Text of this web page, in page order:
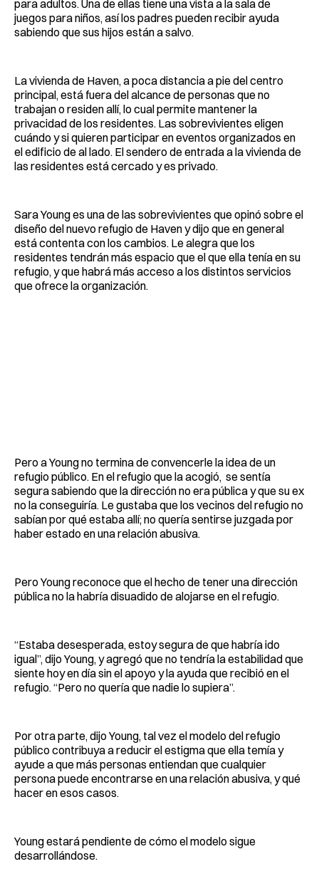
para adultos. Una de ellas tiene una vista a la sala de
juegos para niños, así los padres pueden recibir ayuda
sabiendo que sus hijos están a salvo.
La vivienda de Haven, a poca distancia a pie del centro
principal, está fuera del alcance de personas que no
trabajan o residen allí, lo cual permite mantener la
privacidad de los residentes. Las sobrevivientes eligen
cuándo y si quieren participar en eventos organizados en
el edificio de al lado. El sendero de entrada a la vivienda de
las residentes está cercado y es privado.
Sara Young es una de las sobrevivientes que opinó sobre el
diseño del nuevo refugio de Haven y dijo que en general
está contenta con los cambios. Le alegra que los
residentes tendrán más espacio que el que ella tenía en su
refugio, y que habrá más acceso a los distintos servicios
que ofrece la organización.
Pero a Young no termina de convencerle la idea de un
refugio público. En el refugio que la acogió, se sentía
segura sabiendo que la dirección no era pública y que su ex
no la conseguiría. Le gustaba que los vecinos del refugio no
sabían por qué estaba allí; no quería sentirse juzgada por
haber estado en una relación abusiva.
Pero Young reconoce que el hecho de tener una dirección
pública no la habría disuadido de alojarse en el refugio.
“Estaba desesperada, estoy segura de que habría ido
igual”, dijo Young, y agregó que no tendría la estabilidad que
siente hoy en día sin el apoyo y la ayuda que recibió en el
refugio. “Pero no quería que nadie lo supiera”.
Por otra parte, dijo Young, tal vez el modelo del refugio
público contribuya a reducir el estigma que ella temía y
ayude a que más personas entiendan que cualquier
persona puede encontrarse en una relación abusiva, y qué
hacer en esos casos.
Young estará pendiente de cómo el modelo sigue
desarrollándose.